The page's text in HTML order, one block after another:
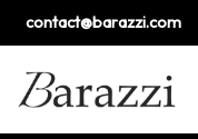
contact@barazzi.com